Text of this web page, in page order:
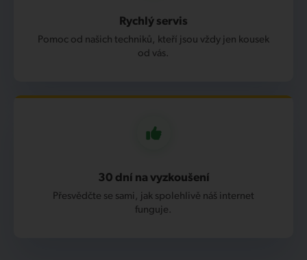
Rychlý servis
Pomoc od našich techniků, kteří jsou vždy jen kousek
od vás.
30 dní na vyzkoušení
Přesvědčte se sami, jak spolehlivě náš internet
funguje.